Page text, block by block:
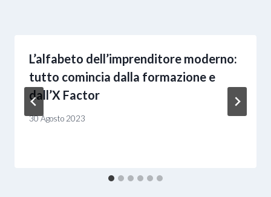
L’alfabeto dell’imprenditore moderno:
tutto comincia dalla formazione e
dall’X Factor
30 Agosto 2023